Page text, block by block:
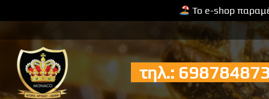
Το e-shop
στο
περιεχόμενο
τηλ.: